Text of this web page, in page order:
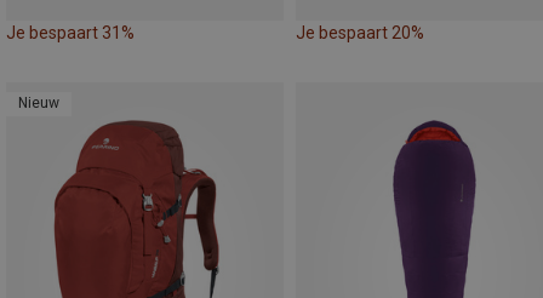
Je bespaart 31% Je bespaart 20%
Nieuw